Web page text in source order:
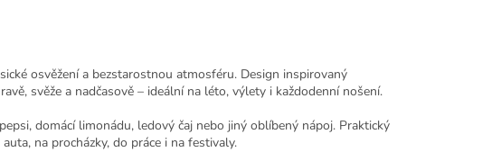
osvěžení a bezstarostnou atmosféru. Design inspirovaný
svěže a nadčasově – ideální na léto, výlety i každodenní nošení.
domácí limonádu, ledový čaj nebo jiný oblíbený nápoj. Praktický
na procházky, do práce i na festivaly.